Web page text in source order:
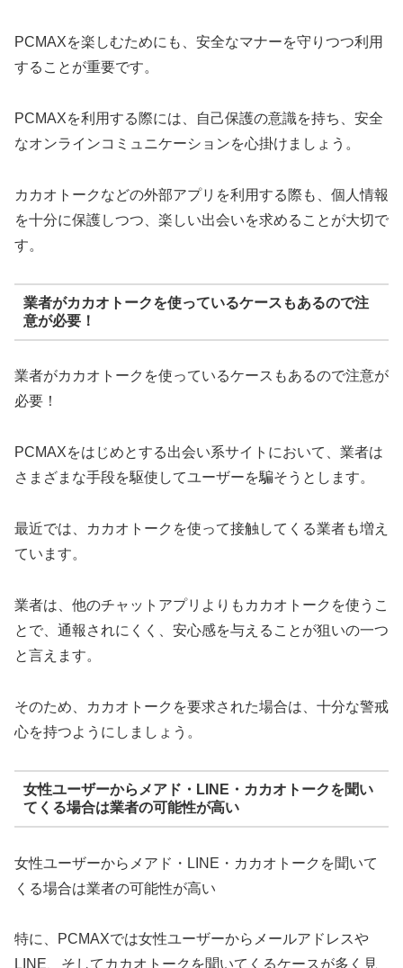
PCMAXを楽しむためにも、安全なマナーを守りつつ利用
することが重要です。
PCMAXを利用する際には、自己保護の意識を持ち、安全
なオンラインコミュニケーションを心掛けましょう。
カカオトークなどの外部アプリを利用する際も、個人情報
を十分に保護しつつ、楽しい出会いを求めることが大切で
す。
業者がカカオトークを使っているケースもあるので注
意が必要！
業者がカカオトークを使っているケースもあるので注意が
必要！
PCMAXをはじめとする出会い系サイトにおいて、業者は
さまざまな手段を駆使してユーザーを騙そうとします。
最近では、カカオトークを使って接触してくる業者も増え
ています。
業者は、他のチャットアプリよりもカカオトークを使うこ
とで、通報されにくく、安心感を与えることが狙いの一つ
と言えます。
そのため、カカオトークを要求された場合は、十分な警戒
心を持つようにしましょう。
女性ユーザーからメアド・LINE・カカオトークを聞い
てくる場合は業者の可能性が高い
女性ユーザーからメアド・LINE・カカオトークを聞いて
くる場合は業者の可能性が高い
特に、PCMAXでは女性ユーザーからメールアドレスや
LINE、そしてカカオトークを聞いてくるケースが多く見